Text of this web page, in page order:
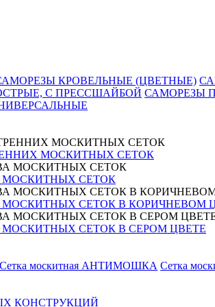
КРОВЕЛЬНЫЕ (ЦВЕТНЫЕ)
С ПРЕССШАЙБОЙ САМОРЕЗЫ
МОСКИТНЫХ СЕТОК
СЕТОК
СЕТОК В КОРИЧНЕВОМ
СЕТОК В СЕРОМ ЦВЕТЕ
Сетка москитная АНТИМОШКА Сетка
КОНСТРУКЦИЙ